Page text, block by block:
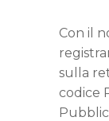
Con il
sulla
codice